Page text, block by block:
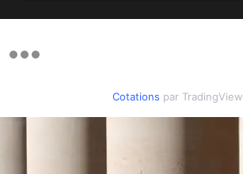
Cotations par TradingView